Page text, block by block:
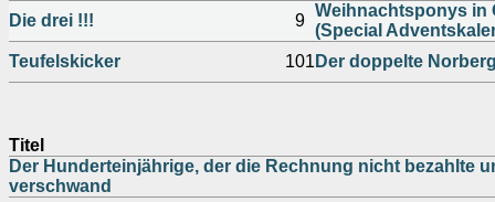
Die drei !!! 9
Weihnachtsponys in
(Special
Teufelskicker
101 Der doppelte
Titel
Der Hunderteinjährige, der die Rechnung nicht bezahlte
verschwand